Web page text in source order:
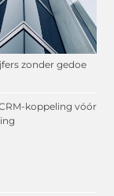
zonder gedoe
koppeling vóór